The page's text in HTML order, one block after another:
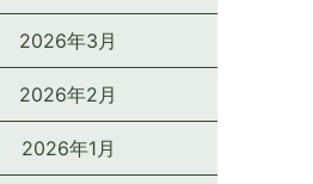
2026年3月
2026年2月
2026年1月